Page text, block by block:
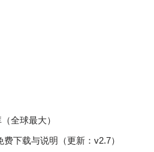
全球最大）
下载与说明（更新：v2.7）